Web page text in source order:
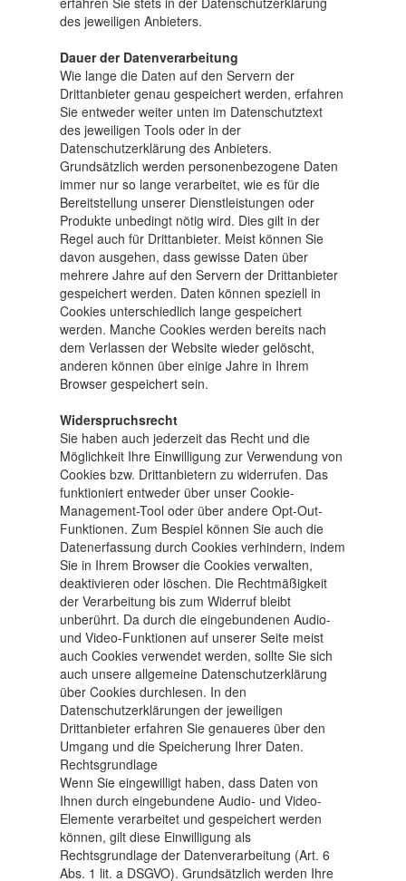
des jeweiligen Anbieters.
Dauer der Datenverarbeitung
Wie lange die Daten auf den Servern der
Drittanbieter genau gespeichert werden, erfahren
Sie entweder weiter unten im Datenschutztext
des jeweiligen Tools oder in der
Datenschutzerklärung des Anbieters.
Grundsätzlich werden personenbezogene Daten
immer nur so lange verarbeitet, wie es für die
Bereitstellung unserer Dienstleistungen oder
Produkte unbedingt nötig wird. Dies gilt in der
Regel auch für Drittanbieter. Meist können Sie
davon ausgehen, dass gewisse Daten über
mehrere Jahre auf den Servern der Drittanbieter
gespeichert werden. Daten können speziell in
Cookies unterschiedlich lange gespeichert
werden. Manche Cookies werden bereits nach
dem Verlassen der Website wieder gelöscht,
anderen können über einige Jahre in Ihrem
Browser gespeichert sein.
Widerspruchsrecht
Sie haben auch jederzeit das Recht und die
Möglichkeit Ihre Einwilligung zur Verwendung von
Cookies bzw. Drittanbietern zu widerrufen. Das
funktioniert entweder über unser Cookie-
Management-Tool oder über andere Opt-Out-
Funktionen. Zum Bespiel können Sie auch die
Datenerfassung durch Cookies verhindern, indem
Sie in Ihrem Browser die Cookies verwalten,
deaktivieren oder löschen. Die Rechtmäßigkeit
der Verarbeitung bis zum Widerruf bleibt
unberührt. Da durch die eingebundenen Audio-
und Video-Funktionen auf unserer Seite meist
auch Cookies verwendet werden, sollte Sie sich
auch unsere allgemeine Datenschutzerklärung
über Cookies durchlesen. In den
Datenschutzerklärungen der jeweiligen
Drittanbieter erfahren Sie genaueres über den
Umgang und die Speicherung Ihrer Daten.
Rechtsgrundlage
Wenn Sie eingewilligt haben, dass Daten von
Ihnen durch eingebundene Audio- und Video-
Elemente verarbeitet und gespeichert werden
können, gilt diese Einwilligung als
Rechtsgrundlage der Datenverarbeitung (Art. 6
Abs. 1 lit. a DSGVO). Grundsätzlich werden Ihre